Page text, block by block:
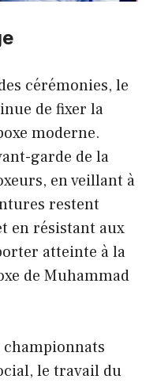
cérémonies, le
de fixer la
moderne.
garde de la
en veillant à
restent
en résistant aux
atteinte à la
de Muhammad
le travail du